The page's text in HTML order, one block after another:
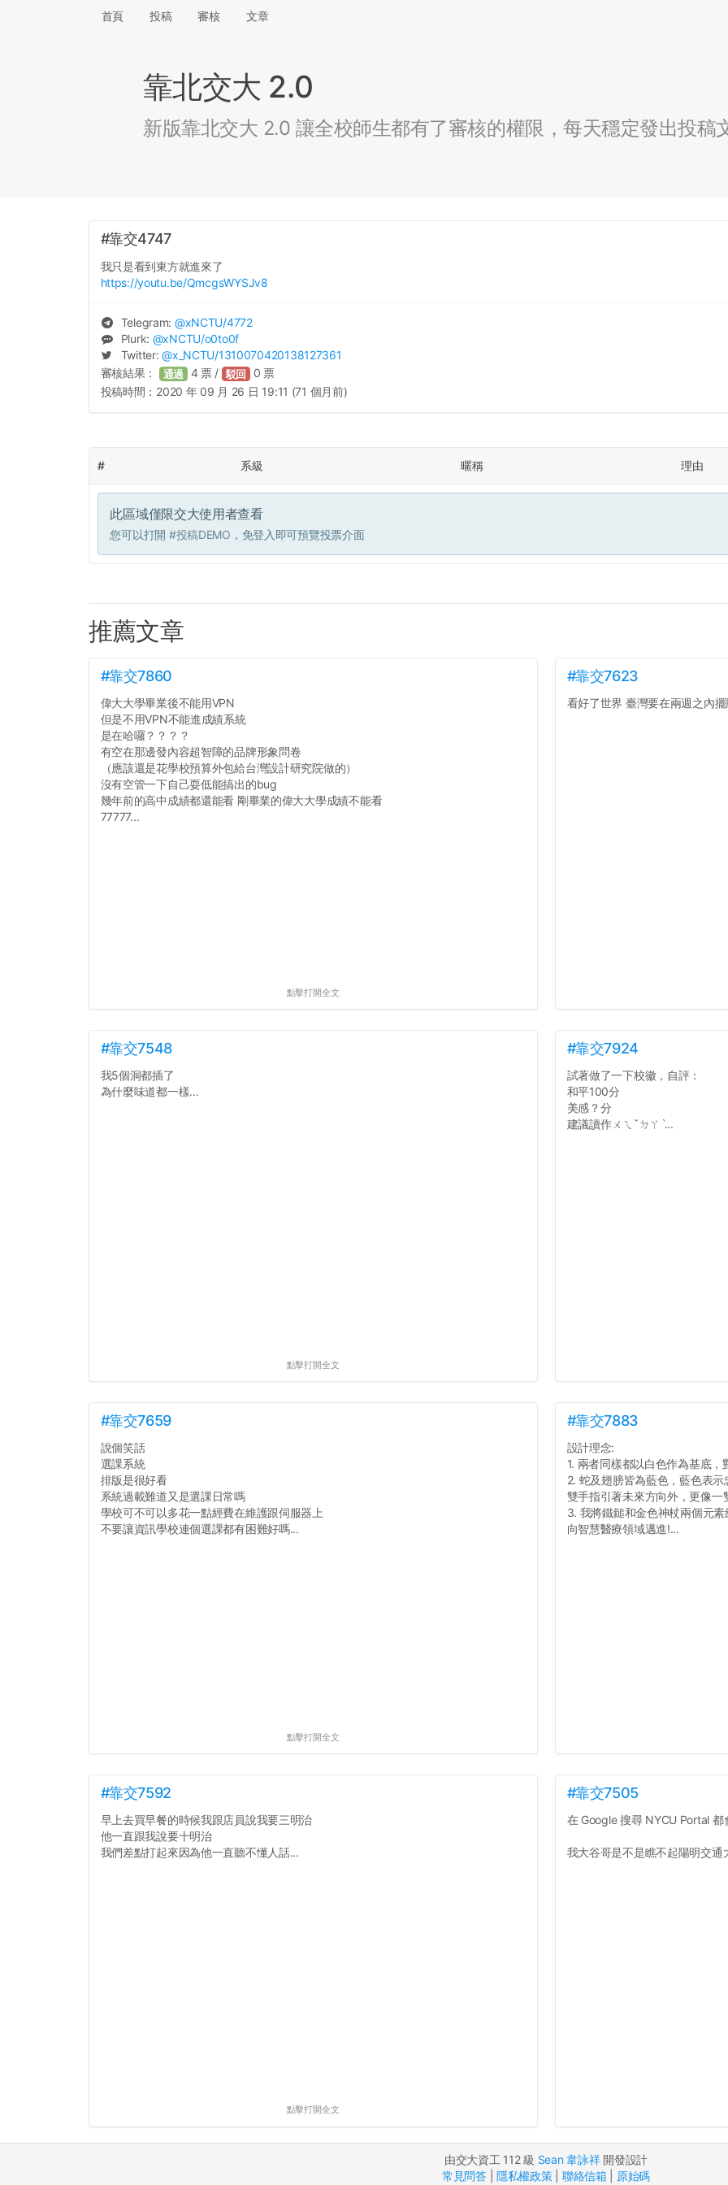
首頁 投稿 審核 文章
靠北交大 2.0
新版靠北交大 2.0 讓全校師生都有了審核的權限，每天穩定發出投稿
#靠交4747
我只是看到東方就進來了
https://youtu.be/QmcgsWYSJv8
Telegram: @xNCTU/4772
Plurk: @xNCTU/o0to0f
Twitter:@x_NCTU/1310070420138127361
審核結果： 通過 4票 / 駁回 0 票
投稿時間： 2020 年 09 月 26 日 19:11 (71 個月前)
# 系級 暱稱 理由
此區域僅限交大使用者查看
您可以打開 #投稿DEMO ，免登入即可預覽投票介面
推薦文章
#靠交7860
偉大大學畢業後不能用VPN
但是不用VPN不能進成績系統
是在哈囉？？？？
有空在那邊發內容超智障的品牌形象問卷
（應該還是花學校預算外包給台灣設計研究院做的）
沒有空管一下自己耍低能搞出的bug
幾年前的高中成績都還能看 剛畢業的偉大大學成績不能看
77777...
點擊打開全文
#靠交7623
看好了世界 臺灣要在兩週之內
#靠交7548
我5個洞都插了
為什麼味道都一樣...
點擊打開全文
#靠交7924
試著做了一下校徽，自評：
和平100分
美感？分
建議讀作ㄨㄟˇㄉㄚˋ...
#靠交7659
說個笑話
選課系統
排版是很好看
系統過載難道又是選課日常嗎
學校可不可以多花一點經費在維護跟伺服器上
不要讓資訊學校連個選課都有困難好嗎...
點擊打開全文
#靠交7883
設計理念:
1. 兩者同樣都以白色作為基底，
2. 蛇及翅膀皆為藍色，藍色表
雙手指引著未來方向外，更像一
3. 我將鐵鎚和金色神杖兩個元
向智慧醫療領域邁進!...
#靠交7592
早上去買早餐的時候我跟店員說我要三明治
他一直跟我說要十明治
我們差點打起來因為他一直聽不懂人話...
點擊打開全文
#靠交7505
在 Google 搜尋 NYCU Portal
我大谷哥是不是瞧不起陽明交通
由交大資工 112 級 Sean 韋詠祥開發設計
常見問答|隱私權政策| 聯絡信箱| 原始碼